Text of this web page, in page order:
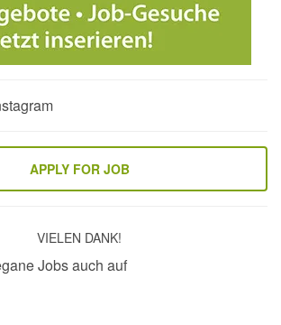
VIELEN DANK!
Jobs auch auf